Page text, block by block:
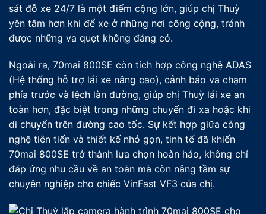
sát đỗ xe 24/7 là một điểm cộng lớn, giúp chị Thuỳ
yên tâm hơn khi để xe ở những nơi công cộng, tránh
được những va quẹt không đáng có.
Ngoài ra, 70mai 800SE còn tích hợp công nghệ ADAS
(Hệ thống hỗ trợ lái xe nâng cao), cảnh báo va chạm
phía trước và lệch làn đường, giúp chị Thuỳ lái xe an
toàn hơn, đặc biệt trong những chuyến đi xa hoặc khi
di chuyển trên đường cao tốc. Sự kết hợp giữa công
nghệ tiên tiến và thiết kế nhỏ gọn, tinh tế đã khiến
70mai 800SE trở thành lựa chọn hoàn hảo, không chỉ
đáp ứng nhu cầu về an toàn mà còn nâng tầm sự
chuyên nghiệp cho chiếc VinFast VF3 của chị.